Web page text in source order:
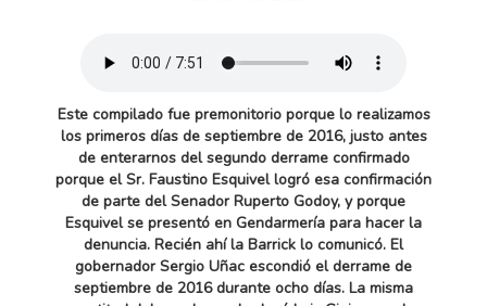
Este compilado fue premonitorio porque lo realizamos
los primeros días de septiembre de 2016, justo antes
de enterarnos del segundo derrame confirmado
porque el Sr. Faustino Esquivel logró esa confirmación
de parte del Senador Ruperto Godoy, y porque
Esquivel se presentó en Gendarmería para hacer la
denuncia. Recién ahí la Barrick lo comunicó. El
gobernador Sergio Uñac escondió el derrame de
septiembre de 2016 durante ocho días. La misma